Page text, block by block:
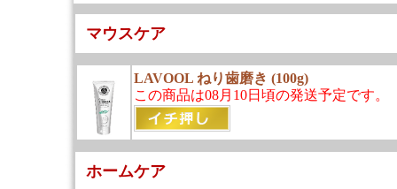
マウスケア
LAVOOL ねり歯磨き (100g)
この商品は08月10日頃の発送予定です。
ホームケア